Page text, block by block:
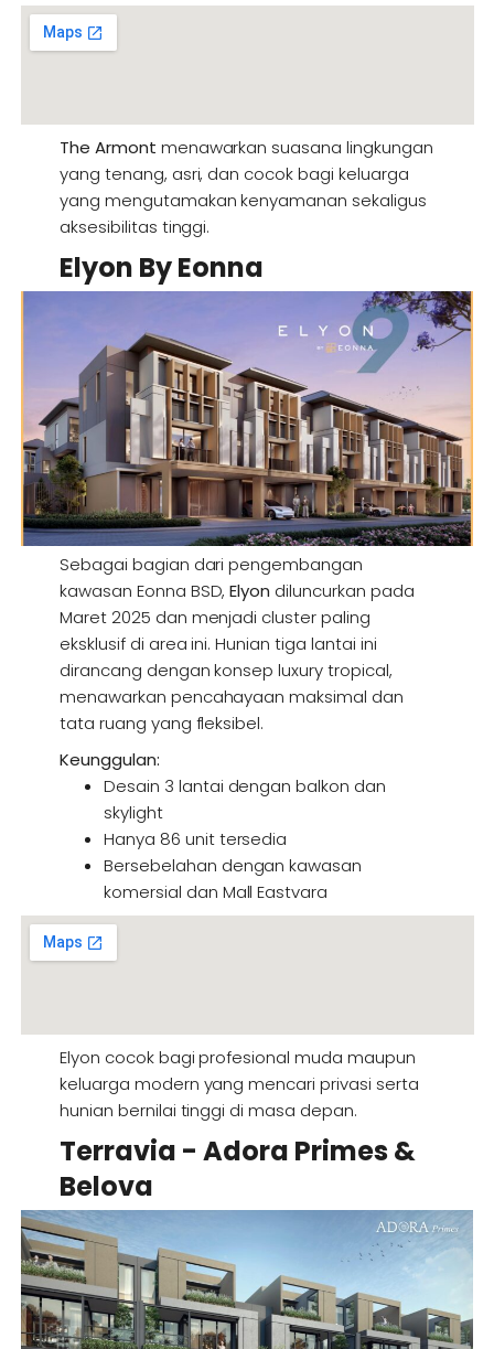
The Armont menawarkan suasana lingkungan
yang tenang, asri, dan cocok bagi keluarga
yang mengutamakan kenyamanan sekaligus
aksesibilitas tinggi.
Elyon By Eonna
Sebagai bagian dari pengembangan
kawasan Eonna BSD,Elyon diluncurkan pada
Maret 2025 dan menjadi cluster paling
eksklusif di area ini. Hunian tiga lantai ini
dirancang dengan konsep luxury tropical,
menawarkan pencahayaan maksimal dan
tata ruang yang fleksibel.
Keunggulan:
Desain 3 lantai dengan balkon dan
skylight
Hanya 86 unit tersedia
Bersebelahan dengan kawasan
komersial dan Mall Eastvara
Elyon cocok bagi profesional muda maupun
keluarga modern yang mencari privasi serta
hunian bernilai tinggi di masa depan.
Terravia - Adora Primes &
Belova